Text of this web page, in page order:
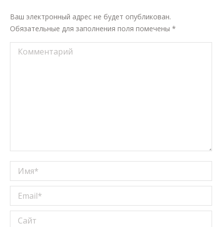
Ваш электронный адрес не будет опубликован.
Обязательные для заполнения поля помечены *
Комментарий
Имя *
Email *
Сайт